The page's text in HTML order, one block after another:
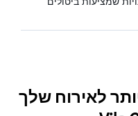
לאירוח שלך